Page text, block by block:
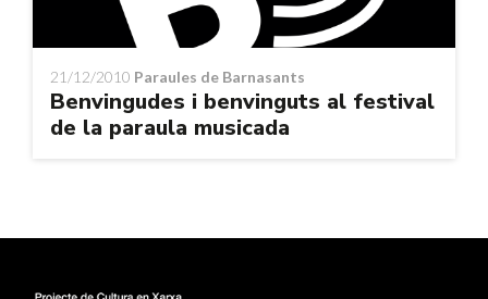
21/12/2010 Paraules de Barnasants
Benvingudes i benvinguts al festival
de la paraula musicada